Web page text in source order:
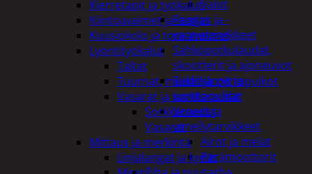
Valot
Rengas ja -
vannetarvikkeet
Sähköpotkulaudat,
skootterit ja ajoneuvot
Tukkikärryt ja
juontopulkat
Veneet ja
veneilytarvikkeet
Airot ja melat
Perämoottorit
Kierretapit ja työkalut
Kiintoavaimet ja -sarjat
Kuusiokolo ja torx-avaimet
Lyöntityökalut
Taltat
Tuurnat, meistit ja piirtopuikot
Vasarat ja sorkkaraudat
Sorkkaraudat
Vasarat
Mittaus ja merkintä
Linjalangat ja kynät